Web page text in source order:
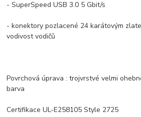
- SuperSpeed USB 3.0 5 Gbit/s
- konektory pozlacené 24 karátovým
vodivost vodičů
Povrchová úprava : trojvrstvé velmi
barva
Certifikace UL-E258105 Style 2725